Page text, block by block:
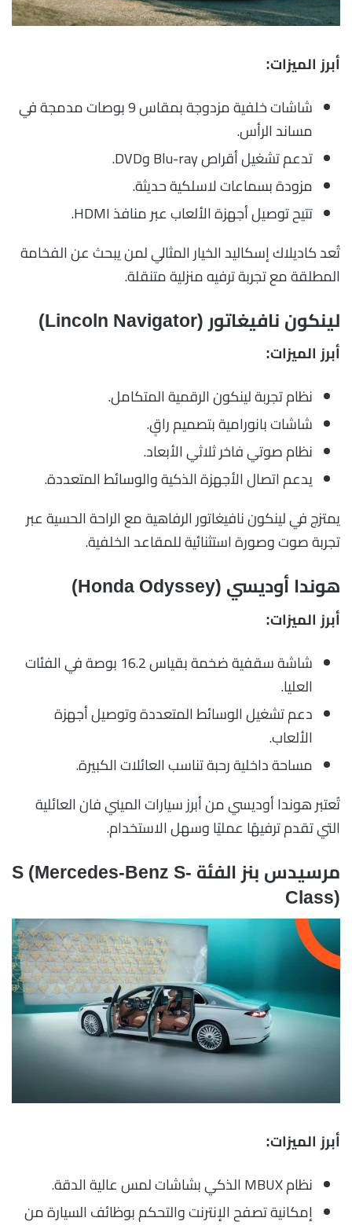
أبرز الميزات:
شاشات خلفية مزدوجة بمقاس 9 بوصات مدمجة في
مساند الرأس.
تدعم تشغيل أقراص Blu-ray وDVD.
مزودة بسماعات لاسلكية حديثة.
تتيح توصيل أجهزة الألعاب عبر منافذ HDMI.
تُعد كاديلاك إسكاليد الخيار المثالي لمن يبحث عن الفخامة
المطلقة مع تجربة ترفيه منزلية متنقلة.
لينكون نافيغاتور (Lincoln Navigator)
أبرز الميزات:
نظام تجربة لينكون الرقمية المتكامل.
شاشات بانورامية بتصميم راقٍ.
نظام صوتي فاخر ثلاثي الأبعاد.
يدعم اتصال الأجهزة الذكية والوسائط المتعددة.
يمتزج في لينكون نافيغاتور الرفاهية مع الراحة الحسية عبر
تجربة صوت وصورة استثنائية للمقاعد الخلفية.
هوندا أوديسي (Honda Odyssey)
أبرز الميزات:
شاشة سقفية ضخمة بقياس 16.2 بوصة في الفئات
العليا.
دعم تشغيل الوسائط المتعددة وتوصيل أجهزة
الألعاب.
مساحة داخلية رحبة تناسب العائلات الكبيرة.
تُعتبر هوندا أوديسي من أبرز سيارات الميني فان العائلية
التي تقدم ترفيهًا عمليًا وسهل الاستخدام.
مرسيدس بنز الفئة S (Mercedes-Benz S-
Class)
أبرز الميزات:
نظام MBUX الذكي بشاشات لمس عالية الدقة.
إمكانية تصفح الإنترنت والتحكم بوظائف السيارة من